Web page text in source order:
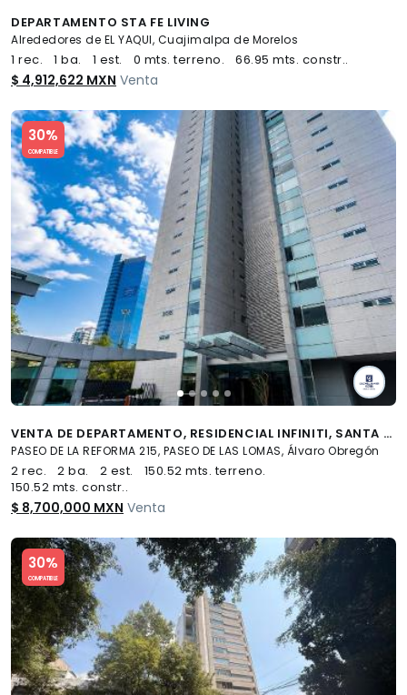
DEPARTAMENTO STA FE LIVING
Alrededores de EL YAQUI, Cuajimalpa de Morelos
1 rec. 1 ba. 1 est. 0 mts. terreno. 66.95 mts. constr..
$ 4,912,622 MXN Venta
30%
COMPATIBLE
Slide 1 of 5
VENTA DE DEPARTAMENTO, RESIDENCIAL INFINITI, SANTA FE, PASEO DE LA REFORMA, CDMX
PASEO DE LA REFORMA 215, PASEO DE LAS LOMAS, Álvaro Obregón
2 rec. 2 ba. 2 est.
150.52 mts. terreno.
150.52 mts. constr..
$ 8,700,000 MXN Venta
30%
COMPATIBLE
Slide 1 of 5